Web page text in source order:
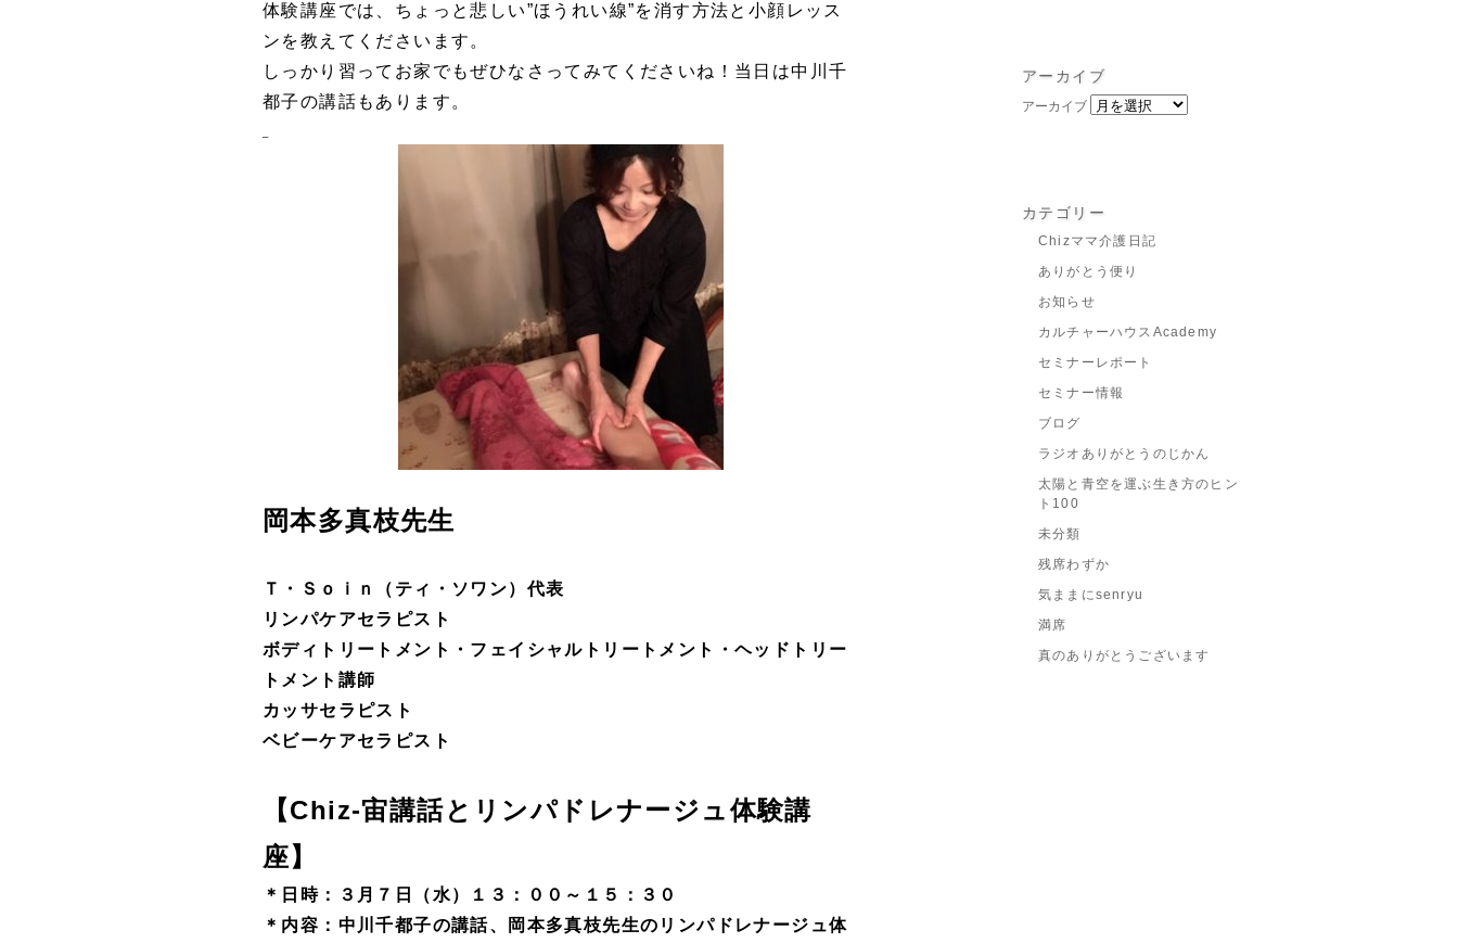
体験講座では、ちょっと悲しい”ほうれい線”を消す方法と小顔レッス
ンを教えてくださいます。
しっかり習ってお家でもぜひなさってみてくださいね！ 当日は中川千
都子の講話もあります。
岡本多真枝先生
Ｔ・Ｓｏｉｎ（ティ・ソワン）代表
リンパケアセラピスト
ボディトリートメント・フェイシャルトリートメント・ヘッドトリー
トメント講師
カッサセラピスト
ベビーケアセラピスト
【Chiz-宙講話とリンパドレナージュ体験講
座】
＊日時：３月７日（水）１３：００～１５：３０
＊内容：中川千都子の講話、岡本多真枝先生のリンパドレナージュ体
アーカイブ
アーカイブ
カテゴリー
Chizママ介護日記
ありがとう便り
お知らせ
カルチャーハウスAcademy
セミナーレポート
セミナー情報
ブログ
ラジオありがとうのじかん
太陽と青空を運ぶ生き方のヒン
ト100
未分類
残席わずか
気ままにsenryu
満席
真のありがとうございます